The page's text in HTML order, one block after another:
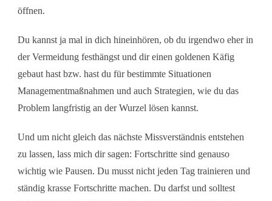
öffnen.
Du kannst ja mal in dich hineinhören, ob du irgendwo eher in
der Vermeidung festhängst und dir einen goldenen Käfig
gebaut hast bzw. hast du für bestimmte Situationen
Managementmaßnahmen und auch Strategien, wie du das
Problem langfristig an der Wurzel lösen kannst.
Und um nicht gleich das nächste Missverständnis entstehen
zu lassen, lass mich dir sagen: Fortschritte sind genauso
wichtig wie Pausen. Du musst nicht jeden Tag trainieren und
ständig krasse Fortschritte machen. Du darfst und solltest